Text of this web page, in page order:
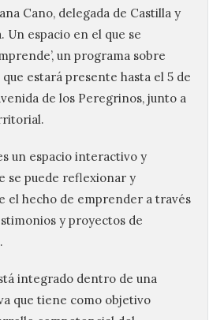
Cano, delegada de Castilla y
Un espacio en el que se
un programa sobre
estará presente hasta el 5 de
de los Peregrinos, junto a
un espacio interactivo y
se puede reflexionar y
el hecho de emprender a través
y proyectos de
integrado dentro de una
que tiene como objetivo